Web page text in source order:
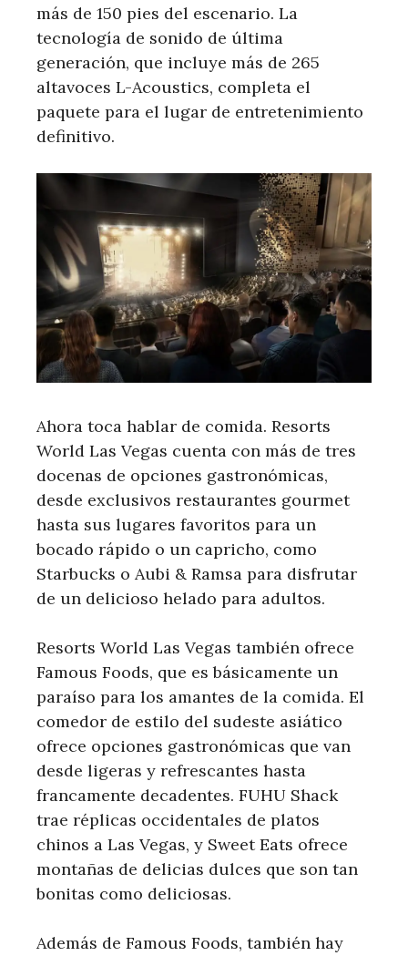
más de 150 pies del escenario. La
tecnología de sonido de última
generación, que incluye más de 265
altavoces L-Acoustics, completa el
paquete para el lugar de entretenimiento
definitivo.
Ahora toca hablar de comida. Resorts
World Las Vegas cuenta con más de tres
docenas de opciones gastronómicas,
desde exclusivos restaurantes gourmet
hasta sus lugares favoritos para un
bocado rápido o un capricho, como
Starbucks o Aubi & Ramsa para disfrutar
de un delicioso helado para adultos.
Resorts World Las Vegas también ofrece
Famous Foods, que es básicamente un
paraíso para los amantes de la comida. El
comedor de estilo del sudeste asiático
ofrece opciones gastronómicas que van
desde ligeras y refrescantes hasta
francamente decadentes. FUHU Shack
trae réplicas occidentales de platos
chinos a Las Vegas, y Sweet Eats ofrece
montañas de delicias dulces que son tan
bonitas como deliciosas.
Además de Famous Foods, también hay